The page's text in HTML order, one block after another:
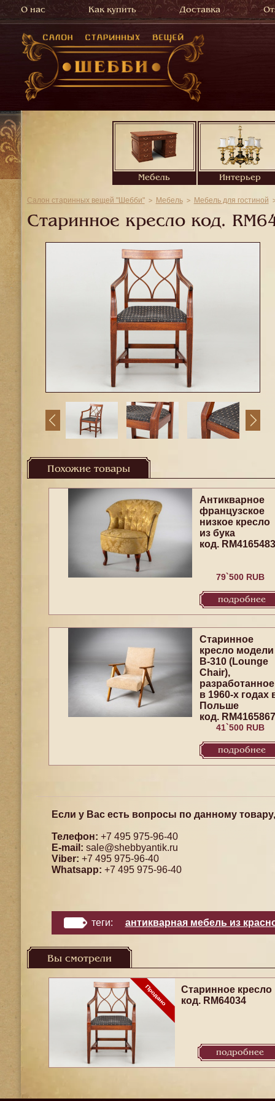
О нас Как купить Доставка
Мебель Интерьер
Салон старинных вещей "Шебби" Мебель Мебель для гостиной
Старинное кресло код.
Похожие товары
Антикварное
французское
низкое кресло
из бука
код. RM4165483
79`500 RUB
подробнее
Старинное
кресло модели
B-310 (Lounge
Chair),
разработанное
в 1960-х годах
Польше
код. RM4165867
41`500 RUB
подробнее
Если у Вас есть вопросы по данному
Телефон: +7 495 975-96-40
E-mail: sale@shebbyantik.ru
Viber: +7 495 975-96-40
Whatsapp: +7 495 975-96-40
теги: антикварная мебель из
Вы смотрели
Старинное кресло
код. RM64034
подробнее